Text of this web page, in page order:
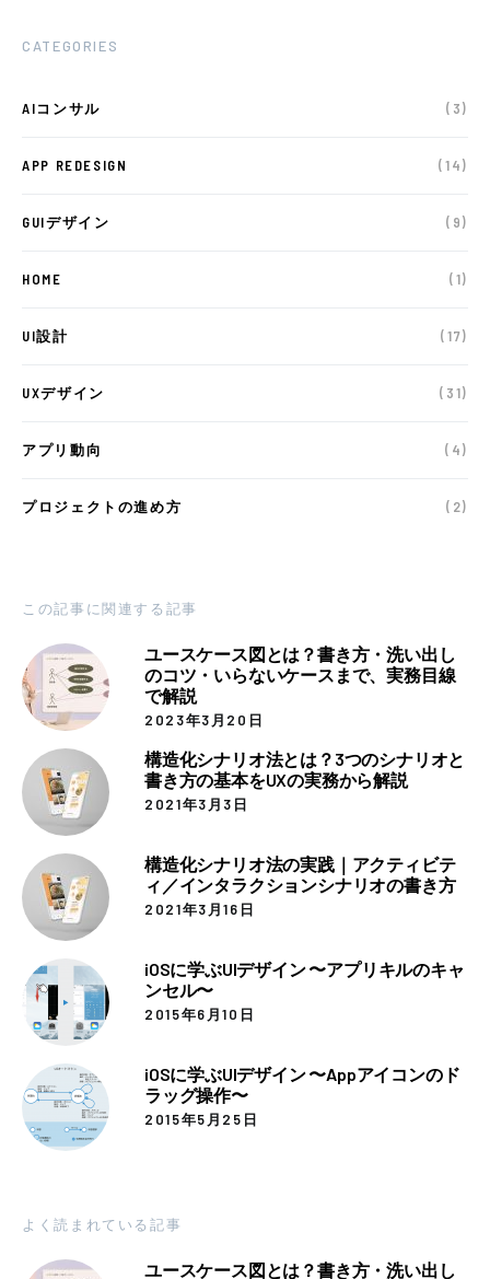
CATEGORIES
AIコンサル (3)
APP REDESIGN (14)
GUIデザイン (9)
HOME (1)
UI設計 (17)
UXデザイン (31)
アプリ動向 (4)
プロジェクトの進め方 (2)
この記事に関連する記事
ユースケース図とは？書き方・洗い出し
のコツ・いらないケースまで、実務目線
で解説
2023年3月20日
構造化シナリオ法とは？3つのシナリオと
書き方の基本をUXの実務から解説
2021年3月3日
構造化シナリオ法の実践｜アクティビテ
ィ／インタラクションシナリオの書き方
2021年3月16日
iOSに学ぶUIデザイン 〜アプリキルのキャ
ンセル〜
2015年6月10日
iOSに学ぶUIデザイン 〜Appアイコンのド
ラッグ操作〜
2015年5月25日
よく読まれている記事
ユースケース図とは？書き方・洗い出し